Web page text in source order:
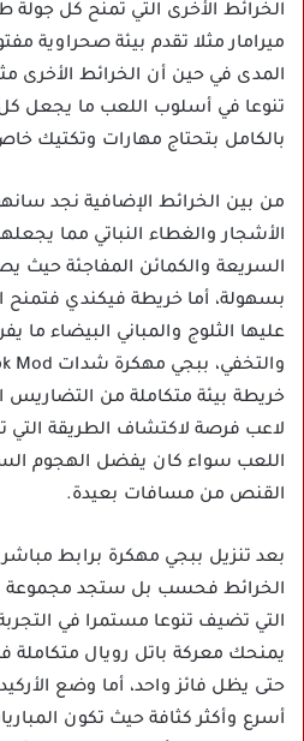
الخرائط الأخرى التي تمنح كل جولة
ميرامار مثلا تقدم بيئة صحراوية
المدى في حين أن الخرائط الأخرى
تنوعا في أسلوب اللعب ما يجعل كل
بالكامل بتحتاج مهارات وتكتيك
من بين الخرائط الإضافية نجد
الأشجار والغطاء النباتي مما
السريعة والكمائن المفاجئة حيث
بسهولة، أما خريطة فيكندي فتمنح
عليها الثلوج والمباني البيضاء ما
خريطة بيئة متكاملة من التضاريس
لاعب فرصة لاكتشاف الطريقة
اللعب سواء كان يفضل الهجوم
القنص من مسافات بعيدة.
بعد تنزيل ببجي مهكرة برابط
الخرائط فحسب بل ستجد مجموعة
التي تضيف تنوعا مستمرا في
حتى يظل فائز واحد، أما وضع
أسرع وأكثر كثافة حيث تكون